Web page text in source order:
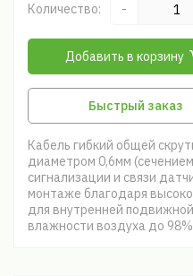
Количество: -
Добавить в корзину
Быстрый заказ
Кабель гибкий общей
диаметром 0,6мм
сигнализации и связи
монтаже благодаря
для внутренней
влажности воздуха до